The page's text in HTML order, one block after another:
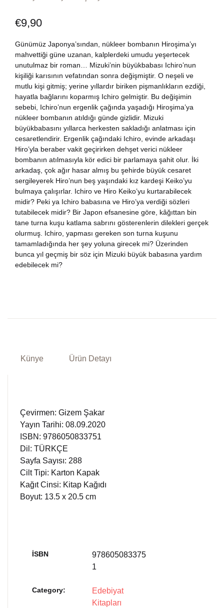
Edebiyat
Felsefe
Fransızca
Kişisel Gelişim
Psikoloji
Siyasi
Tarih
Kitap Siparişi
Sepetim
Bize Ulaşın
TR
DE
€9,90
Günümüz Japonya’sından, nükleer bombanın Hiroşima’yı
mahvettiği güne uzanan, kalplerdeki umudu yeşertecek
unutulmaz bir roman… Mizuki’nin büyükbabası Ichiro’nun
kişiliği karısının vefatından sonra değişmiştir. O neşeli ve
mutlu kişi gitmiş; yerine yıllardır biriken pişmanlıkların ezdiği,
hayatla bağlarını koparmış Ichiro gelmiştir. Bu değişimin
sebebi, Ichiro’nun ergenlik çağında yaşadığı Hiroşima’ya
nükleer bombanın atıldığı günde gizlidir. Mizuki
büyükbabasını yıllarca herkesten sakladığı anlatması için
cesaretlendirir. Ergenlik çağındaki Ichiro, evinde arkadaşı
Hiro’yla beraber vakit geçirirken dehşet verici nükleer
bombanın atılmasıyla kör edici bir parlamaya şahit olur. İki
arkadaş, çok ağır hasar almış bu şehirde büyük cesaret
sergileyerek Hiro’nun beş yaşındaki kız kardeşi Keiko’yu
bulmaya çalışırlar. Ichiro ve Hiro Keiko’yu kurtarabilecek
midir? Peki ya Ichiro babasına ve Hiro’ya verdiği sözleri
tutabilecek midir? Bir Japon efsanesine göre, kâğıttan bin
tane turna kuşu katlama sabrını gösterenlerin dilekleri gerçek
olurmuş. Ichiro, yapması gereken son turna kuşunu
tamamladığında her şey yoluna girecek mi? Üzerinden
bunca yıl geçmiş bir söz için Mizuki büyük babasına yardım
edebilecek mi?
Künye Ürün Detayı
Çevirmen: Gizem Şakar
Yayın Tarihi: 08.09.2020
ISBN: 9786050833751
Dil: TÜRKÇE
Sayfa Sayısı: 288
Cilt Tipi: Karton Kapak
Kağıt Cinsi: Kitap Kağıdı
Boyut: 13.5 x 20.5 cm
İSBN
978605083375
1
Category:
Edebiyat
Kitapları